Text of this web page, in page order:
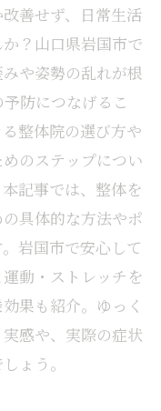
善せず、日常生活
？山口県岩国市で
や姿勢の乱れが根
防につなげるこ
整体院の選び方や
のステップについ
記事では、整体を
具体的な方法やポ
岩国市で安心して
動・ストレッチを
果も紹介。ゆっく
感や、実際の症状
ょう。